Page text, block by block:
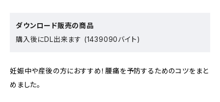
ダウンロード販売の商品
購入後にDL出来ます (1439090バイト)
妊娠中や産後の方におすすめ！腰痛を予防するためのコツをまと
めました。